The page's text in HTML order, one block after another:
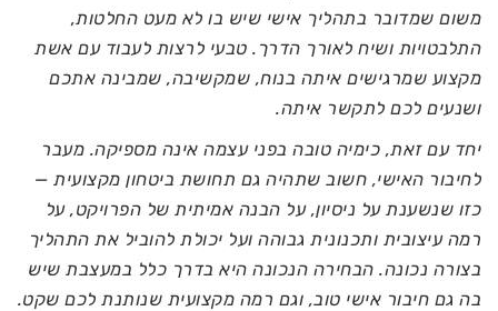
משום שמדובר בתהליך אישי שיש בו לא מעט החלטות,
התלבטויות ושיח לאורך הדרך. טבעי לרצות לעבוד עם אשת
מקצוע שמרגישים איתה בנוח, שמקשיבה, שמבינה אתכם
ושנעים לכם לתקשר איתה.
יחד עם זאת, כימיה טובה בפני עצמה אינה מספיקה. מעבר
לחיבור האישי, חשוב שתהיה גם תחושת ביטחון מקצועית —
כזו שנשענת על ניסיון, על הבנה אמיתית של הפרויקט, על
רמה עיצובית ותכנונית גבוהה ועל יכולת להוביל את התהליך
בצורה נכונה. הבחירה הנכונה היא בדרך כלל במעצבת שיש
בה גם חיבור אישי טוב, וגם רמה מקצועית שנותנת לכם שקט.